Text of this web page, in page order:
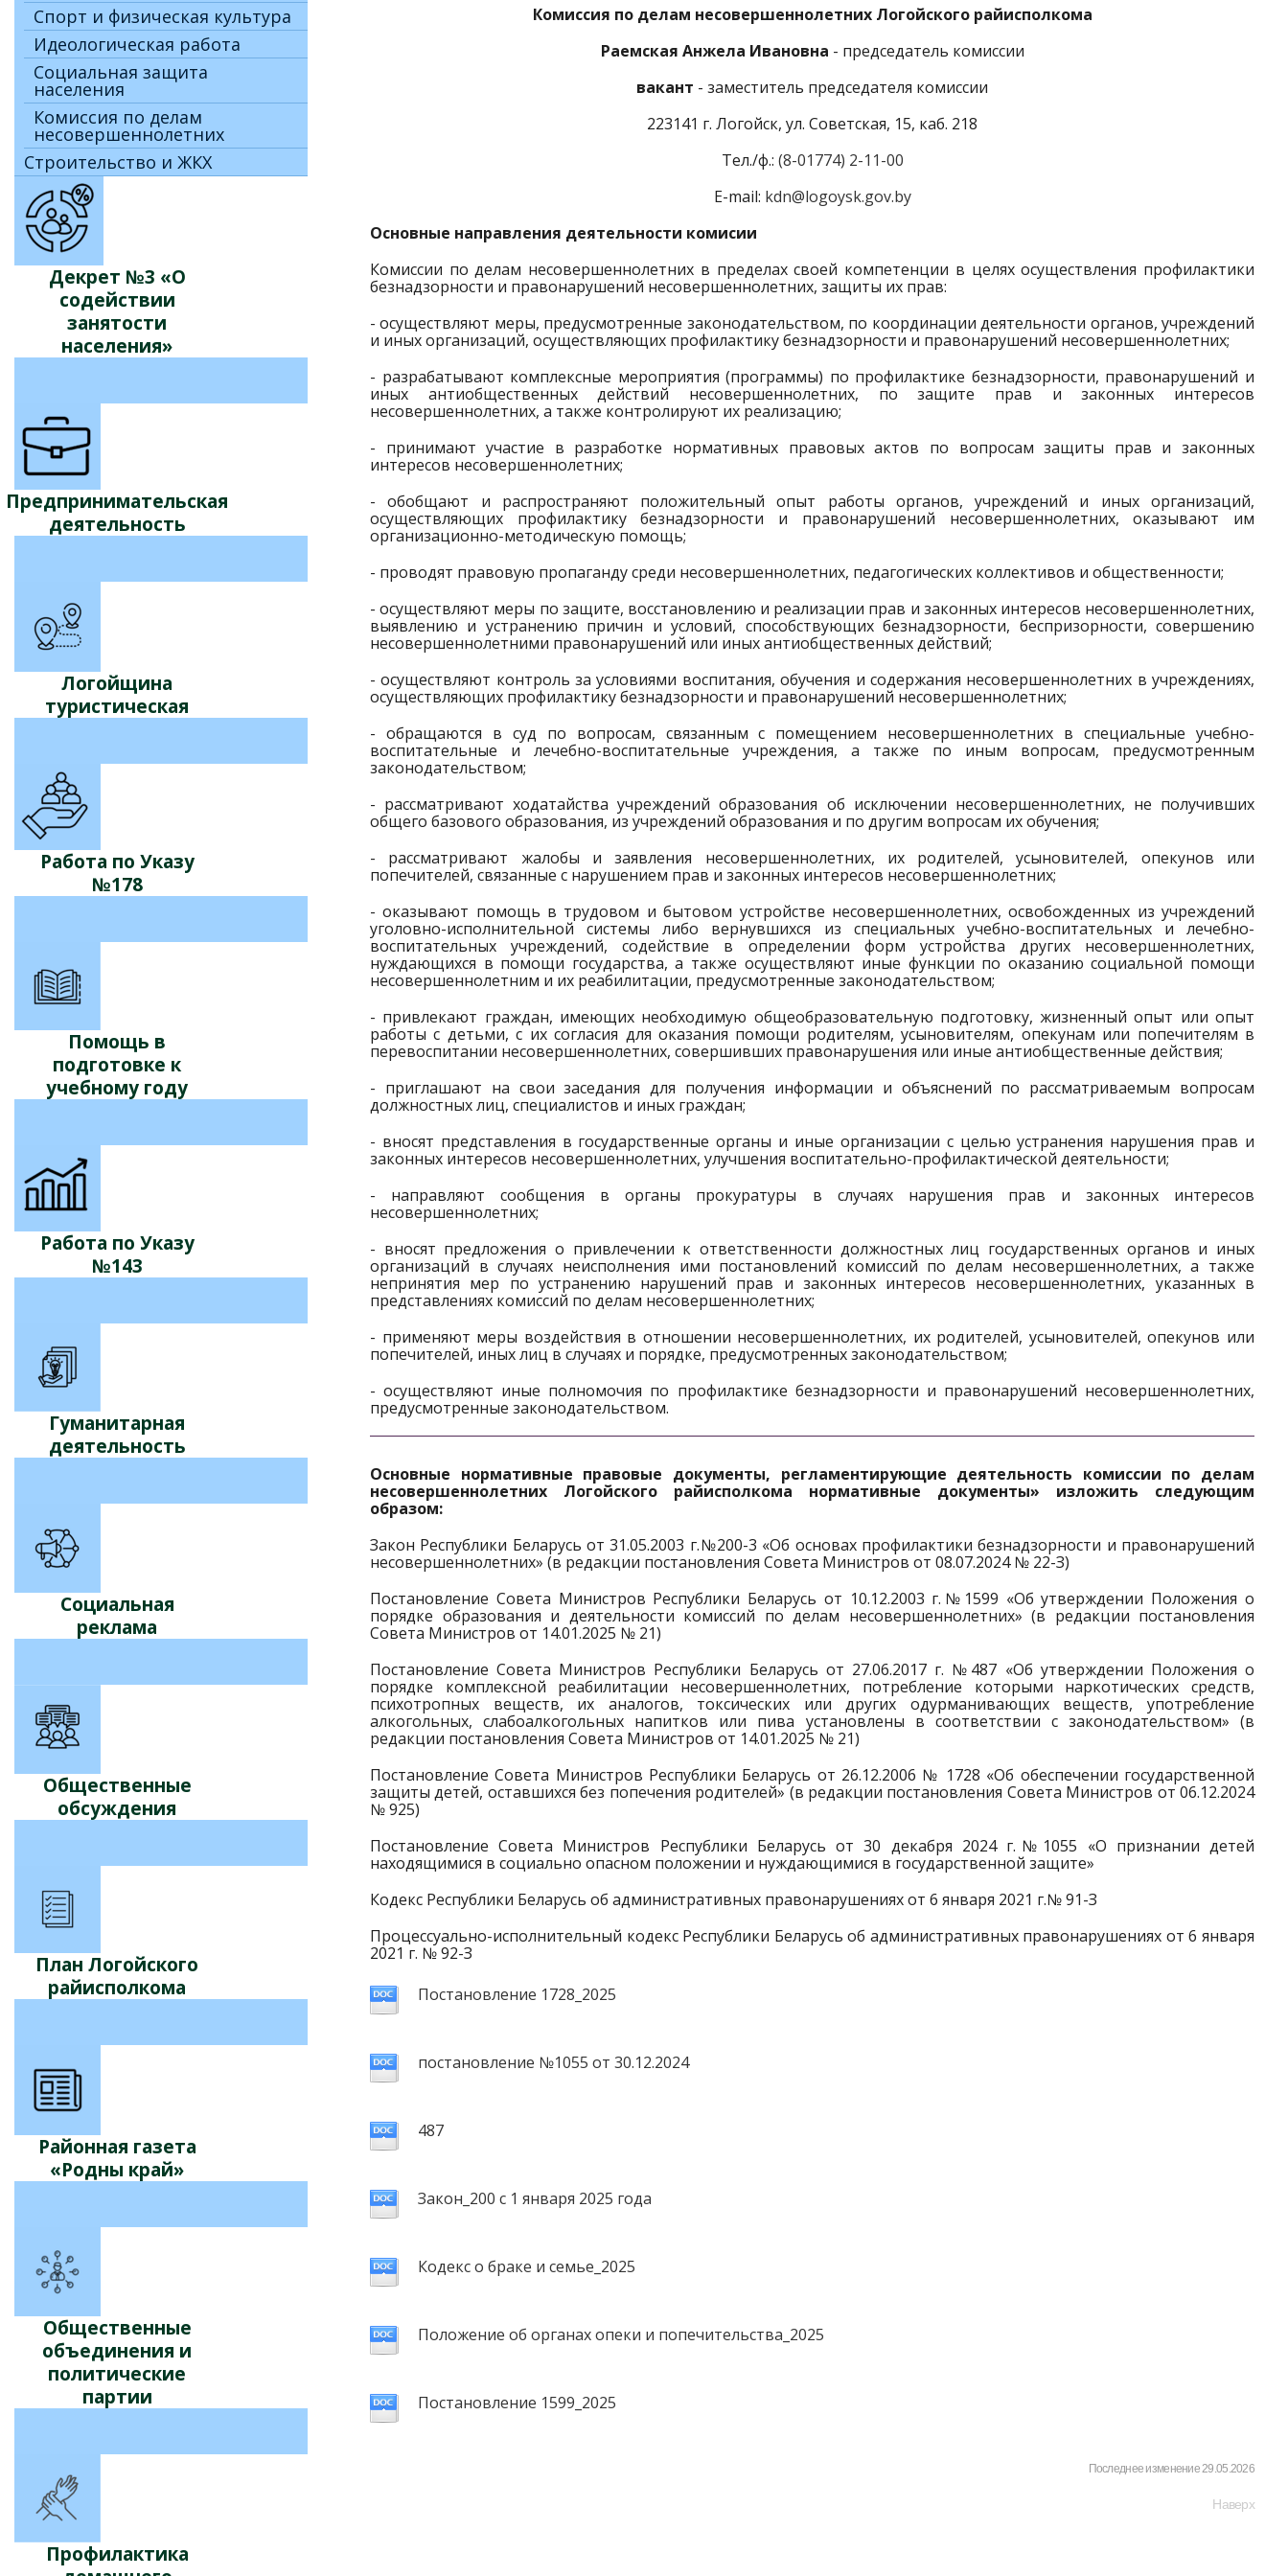
Спорт и физическая культура
Идеологическая работа
Социальная защита
населения
Комиссия по делам
несовершеннолетних
Строительство и ЖКХ
Декрет №3 «О
содействии
занятости
населения»
Предпринимательская
деятельность
Логойщина
туристическая
Работа по Указу
№178
Помощь в
подготовке к
учебному году
Работа по Указу
№143
Гуманитарная
деятельность
Социальная
реклама
Общественные
обсуждения
План Логойского
райисполкома
Районная газета
«Родны край»
Общественные
объединения и
политические
партии
Профилактика
Комиссия по делам несовершеннолетних Логойского райисполкома
Раемская Анжела Ивановна - председатель комиссии
вакант - заместитель председателя комиссии
223141 г. Логойск, ул. Советская, 15, каб. 218
Тел./ф.: (8-01774) 2-11-00
E-mail: kdn@logoysk.gov.by
Основные направления деятельности комисии
Комиссии по делам несовершеннолетних в пределах своей компетенции в целях осуществления профилактики
безнадзорности и правонарушений несовершеннолетних, защиты их прав:
- осуществляют меры, предусмотренные законодательством, по координации деятельности органов, учреждений
и иных организаций, осуществляющих профилактику безнадзорности и правонарушений несовершеннолетних;
- разрабатывают комплексные мероприятия (программы) по профилактике безнадзорности, правонарушений и
иных антиобщественных действий несовершеннолетних, по защите прав и законных интересов
несовершеннолетних, а также контролируют их реализацию;
- принимают участие в разработке нормативных правовых актов по вопросам защиты прав и законных
интересов несовершеннолетних;
- обобщают и распространяют положительный опыт работы органов, учреждений и иных организаций,
осуществляющих профилактику безнадзорности и правонарушений несовершеннолетних, оказывают им
организационно-методическую помощь;
- проводят правовую пропаганду среди несовершеннолетних, педагогических коллективов и общественности;
- осуществляют меры по защите, восстановлению и реализации прав и законных интересов несовершеннолетних,
выявлению и устранению причин и условий, способствующих безнадзорности, беспризорности, совершению
несовершеннолетними правонарушений или иных антиобщественных действий;
- осуществляют контроль за условиями воспитания, обучения и содержания несовершеннолетних в учреждениях,
осуществляющих профилактику безнадзорности и правонарушений несовершеннолетних;
- обращаются в суд по вопросам, связанным с помещением несовершеннолетних в специальные учебно-
воспитательные и лечебно-воспитательные учреждения, а также по иным вопросам, предусмотренным
законодательством;
- рассматривают ходатайства учреждений образования об исключении несовершеннолетних, не получивших
общего базового образования, из учреждений образования и по другим вопросам их обучения;
- рассматривают жалобы и заявления несовершеннолетних, их родителей, усыновителей, опекунов или
попечителей, связанные с нарушением прав и законных интересов несовершеннолетних;
- оказывают помощь в трудовом и бытовом устройстве несовершеннолетних, освобожденных из учреждений
уголовно-исполнительной системы либо вернувшихся из специальных учебно-воспитательных и лечебно-
воспитательных учреждений, содействие в определении форм устройства других несовершеннолетних,
нуждающихся в помощи государства, а также осуществляют иные функции по оказанию социальной помощи
несовершеннолетним и их реабилитации, предусмотренные законодательством;
- привлекают граждан, имеющих необходимую общеобразовательную подготовку, жизненный опыт или опыт
работы с детьми, с их согласия для оказания помощи родителям, усыновителям, опекунам или попечителям в
перевоспитании несовершеннолетних, совершивших правонарушения или иные антиобщественные действия;
- приглашают на свои заседания для получения информации и объяснений по рассматриваемым вопросам
должностных лиц, специалистов и иных граждан;
- вносят представления в государственные органы и иные организации с целью устранения нарушения прав и
законных интересов несовершеннолетних, улучшения воспитательно-профилактической деятельности;
- направляют сообщения в органы прокуратуры в случаях нарушения прав и законных интересов
несовершеннолетних;
- вносят предложения о привлечении к ответственности должностных лиц государственных органов и иных
организаций в случаях неисполнения ими постановлений комиссий по делам несовершеннолетних, а также
непринятия мер по устранению нарушений прав и законных интересов несовершеннолетних, указанных в
представлениях комиссий по делам несовершеннолетних;
- применяют меры воздействия в отношении несовершеннолетних, их родителей, усыновителей, опекунов или
попечителей, иных лиц в случаях и порядке, предусмотренных законодательством;
- осуществляют иные полномочия по профилактике безнадзорности и правонарушений несовершеннолетних,
предусмотренные законодательством.
Основные нормативные правовые документы, регламентирующие деятельность комиссии по делам
несовершеннолетних Логойского райисполкома нормативные документы» изложить следующим
образом:
Закон Республики Беларусь от 31.05.2003 г.№200-3 «Об основах профилактики безнадзорности и правонарушений
несовершеннолетних» (в редакции постановления Совета Министров от 08.07.2024 № 22-З)
Постановление Совета Министров Республики Беларусь от 10.12.2003 г.№1599 «Об утверждении Положения о
порядке образования и деятельности комиссий по делам несовершеннолетних» (в редакции постановления
Совета Министров от 14.01.2025 № 21)
Постановление Совета Министров Республики Беларусь от 27.06.2017 г. №487 «Об утверждении Положения о
порядке комплексной реабилитации несовершеннолетних, потребление которыми наркотических средств,
психотропных веществ, их аналогов, токсических или других одурманивающих веществ, употребление
алкогольных, слабоалкогольных напитков или пива установлены в соответствии с законодательством» (в
редакции постановления Совета Министров от 14.01.2025 № 21)
Постановление Совета Министров Республики Беларусь от 26.12.2006 № 1728 «Об обеспечении государственной
защиты детей, оставшихся без попечения родителей» (в редакции постановления Совета Министров от 06.12.2024
№ 925)
Постановление Совета Министров Республики Беларусь от 30 декабря 2024 г.№1055 «О признании детей
находящимися в социально опасном положении и нуждающимися в государственной защите»
Кодекс Республики Беларусь об административных правонарушениях от 6 января 2021 г.№ 91-З
Процессуально-исполнительный кодекс Республики Беларусь об административных правонарушениях от 6 января
2021 г. № 92-З
Постановление 1728_2025
постановление №1055 от 30.12.2024
487
Закон_200 с 1 января 2025 года
Кодекс о браке и семье_2025
Положение об органах опеки и попечительства_2025
Постановление 1599_2025
Последнее изменение 29.05.2026
Наверх